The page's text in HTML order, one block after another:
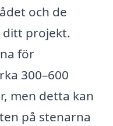
och de
ditt projekt.
för
300–600
men detta kan
på stenarna